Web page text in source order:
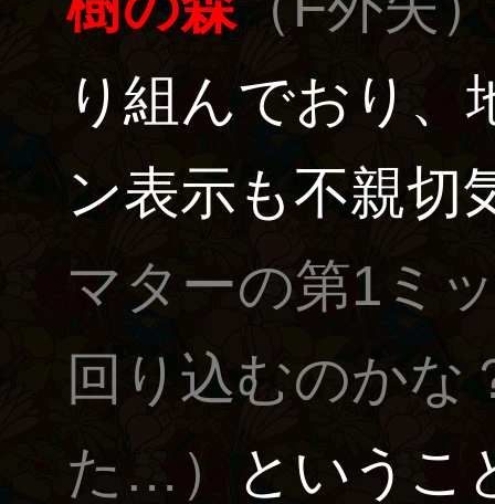
り組んでおり、
ン表示も不親切
マターの第1ミ
回り込むのかな
た…）
というこ